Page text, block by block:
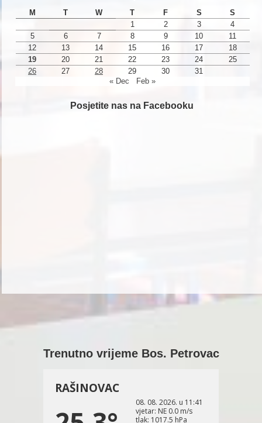
M
T W T F S
S
1
2 3
4
5
6 7 8 9 10
11
12
13 14 15 16 17
18
19
20 21 22 23 24
25
26
27 28 29 30
31
« Dec
Feb »
Posjetite nas na Facebooku
Trenutno vrijeme Bos. Petrovac